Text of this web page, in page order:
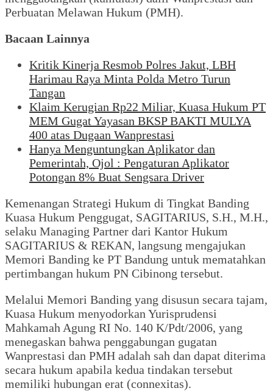
Perbuatan Melawan Hukum (PMH).
Bacaan Lainnya
Kritik Kinerja Resmob Polres Jakut, LBH
Harimau Raya Minta Polda Metro Turun
Tangan
Klaim Kerugian Rp22 Miliar, Kuasa Hukum PT
MEM Gugat Yayasan BKSP BAKTI MULYA
400 atas Dugaan Wanprestasi
Hanya Menguntungkan Aplikator dan
Pemerintah, Ojol : Pengaturan Aplikator
Potongan 8% Buat Sengsara Driver
Kemenangan Strategi Hukum di Tingkat Banding
Kuasa Hukum Penggugat, SAGITARIUS, S.H., M.H.,
selaku Managing Partner dari Kantor Hukum
SAGITARIUS & REKAN, langsung mengajukan
Memori Banding ke PT Bandung untuk mematahkan
pertimbangan hukum PN Cibinong tersebut.
Melalui Memori Banding yang disusun secara tajam,
Kuasa Hukum menyodorkan Yurisprudensi
Mahkamah Agung RI No. 140 K/Pdt/2006, yang
menegaskan bahwa penggabungan gugatan
Wanprestasi dan PMH adalah sah dan dapat diterima
secara hukum apabila kedua tindakan tersebut
memiliki hubungan erat (connexitas).